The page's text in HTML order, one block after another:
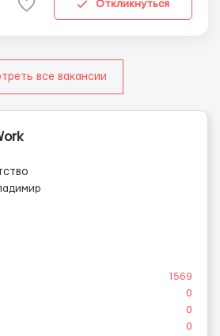
Откликнуться
все вакансии
1569
0
0
0